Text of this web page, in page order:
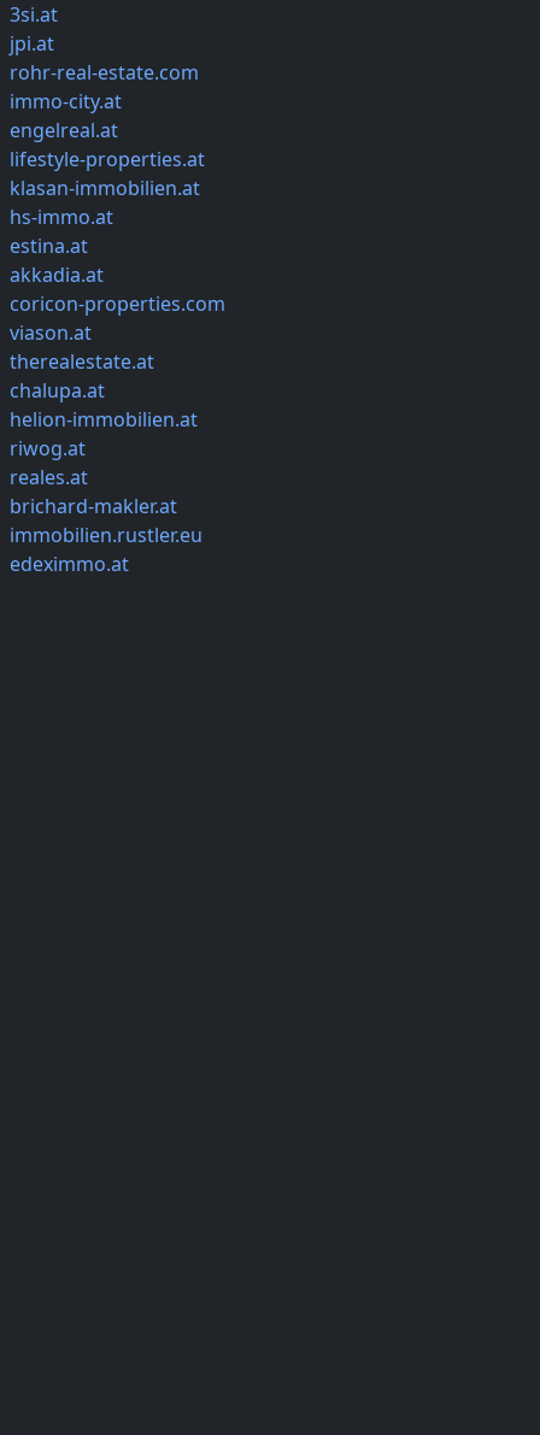
3si.at
jpi.at
rohr-real-estate.com
immo-city.at
engelreal.at
lifestyle-properties.at
klasan-immobilien.at
hs-immo.at
estina.at
akkadia.at
coricon-properties.com
viason.at
therealestate.at
chalupa.at
helion-immobilien.at
riwog.at
reales.at
brichard-makler.at
immobilien.rustler.eu
edeximmo.at